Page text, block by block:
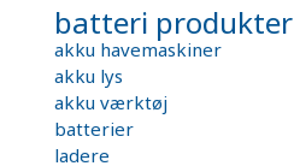
batteri produkter
akku havemaskiner
akku lys
akku værktøj
batterier
ladere